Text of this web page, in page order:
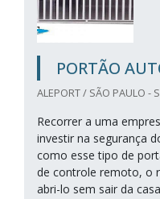
PORTÃO
ALEPORT / SÃO PAULO -
Recorrer a uma
investir na segurança
como esse tipo de
de controle remoto, o
abri-lo sem sair da